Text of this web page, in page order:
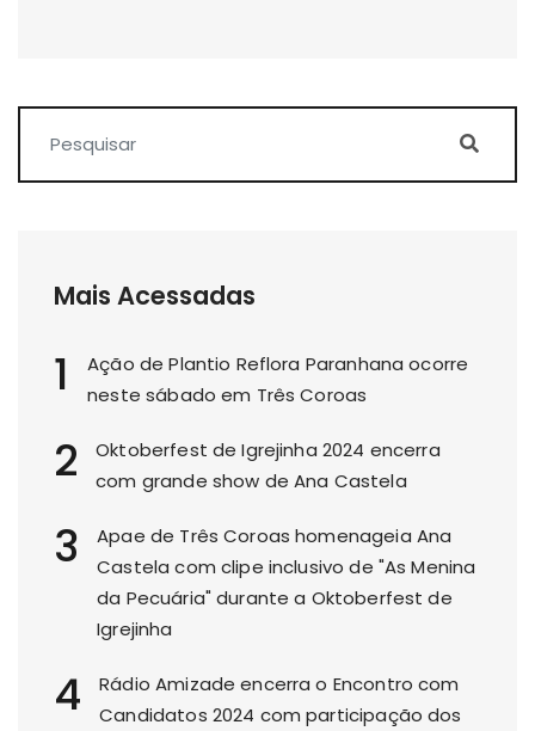
Mais Acessadas
1
Ação de Plantio Reflora Paranhana ocorre
neste sábado em Três Coroas
2
Oktoberfest de Igrejinha 2024 encerra
com grande show de Ana Castela
3
Apae de Três Coroas homenageia Ana
Castela com clipe inclusivo de "As Menina
da Pecuária" durante a Oktoberfest de
Igrejinha
4
Rádio Amizade encerra o Encontro com
Candidatos 2024 com participação dos